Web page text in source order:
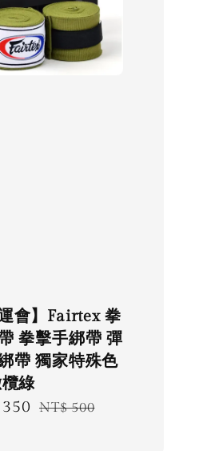
運會】Fairtex 拳
拳擊手綁帶 彈
帶 獨家特殊色
綠
Regular
NT$ 500